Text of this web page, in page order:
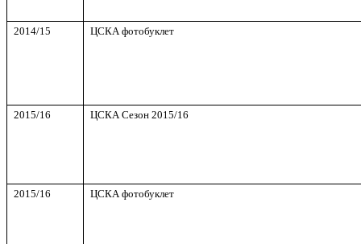
2014/15 ЦСКА фотобуклет
2015/16 ЦСКА Сезон 2015/16
2015/16 ЦСКА фотобуклет